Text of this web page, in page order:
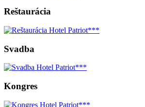
Reštaurácia
Svadba
Kongres